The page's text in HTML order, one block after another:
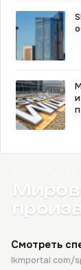
Смотреть
lkmportal.com/